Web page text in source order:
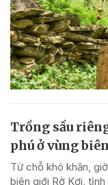
Trồng sầu
phú ở vùng biên
Từ chỗ khó khăn,
biên giới Rờ Kơi,